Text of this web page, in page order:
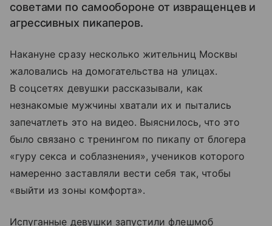
советами по самообороне от извращенцев и
агрессивных пикаперов.
Накануне сразу несколько жительниц Москвы
жаловались на домогательства на улицах.
В соцсетях девушки рассказывали, как
незнакомые мужчины хватали их и пытались
запечатлеть это на видео. Выяснилось, что это
было связано с тренингом по пикапу от блогера
«гуру секса и соблазнения», учеников которого
намеренно заставляли вести себя так, чтобы
«выйти из зоны комфорта».
Испуганные девушки запустили флешмоб